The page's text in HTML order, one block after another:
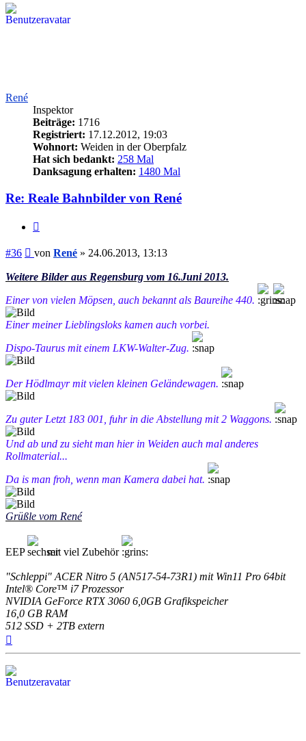
René
Inspektor
Beiträge: 1716
Registriert: 17.12.2012, 19:03
Wohnort: Weiden in der Oberpfalz
Hat sich bedankt: 258 Mal
Danksagung erhalten: 1480 Mal
Re: Reale Bahnbilder von René
#36 Beitrag
von René » 24.06.2013, 13:13
Weitere Bilder aus Regensburg vom 16.Juni 2013.
Einer von vielen Möpsen, auch bekannt als Baureihe 440.
Einer meiner Lieblingsloks kamen auch vorbei.
Dispo-Taurus mit einem LKW-Walter-Zug.
Der Hödlmayr mit vielen kleinen Geländewagen.
Zu guter Letzt 183 001, fuhr in die Abstellung mit 2 Waggons.
Und ab und zu sieht man hier in Weiden auch mal anderes
Rollmaterial...
Da is man froh, wenn man Kamera dabei hat.
Grüßle vom René
EEP mit viel Zubehör
"Schleppi" ACER Nitro 5 (AN517-54-73R1) mit Win11 Pro 64bit
Intel® Core™ i7 Prozessor
NVIDIA GeForce RTX 3060 6,0GB Grafikspeicher
16,0 GB RAM
512 SSD + 2TB extern